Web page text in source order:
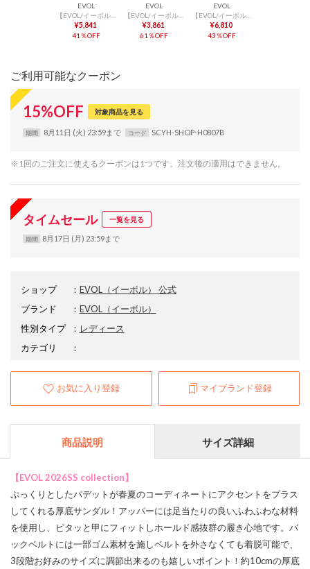
EVOL
【EVOL/イーボル】 【S-LLサイズ展開・軽量】軽量パデットスニーカーソールサンダル JA4025 （ブラック）
¥5,841
41％OFF
EVOL
【EVOL/イーボル】 【S-LLサイズ展開・軽量】軽量テープベルトスニーカーソールサンダル JA4024 （ブラック）
¥3,861
61％OFF
EVOL
【EVOL/イーボル】 【XS-LLサイズ展開・美脚効果】10cm厚底チュールバックルサンダル JA4022 （ブラック）
¥6,810
43％OFF
ご利用可能なクーポン
15%OFF 対象商品を見る
期間 8月11日 (火) 23:59まで コード SCYH-SHOP-H0807B
※1回のご注文に使えるクーポンは1つです。注文後の適用はできません。
タイムセール 一覧を見る
期間 8月17日 (月) 23:59まで
ショップ ： EVOL（イーボル） 公式
ブランド
： EVOL
（イーボル）
性別タイプ
： レディース
カテゴリ
：
お気に入り登録 マイブランド登録
商品説明 サイズ詳細
【EVOL 2026SS collection】
ぷっくりとしたパデットが春夏のコーディネートにアクセントをプラス
してくれる厚底サンダル！アッパーには足当たりの良いふわふわな材料
を使用し、ピタッと甲にフィットしホールド感抜群の履き心地です。バ
ックベルトには一部ゴム素材を施しベルトを外さなくても着脱可能で、
3段階お好みのサイズに調節出来るのも嬉しいポイント！約10cmの厚底